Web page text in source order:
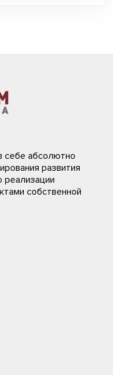
себе абсолютно
развития
реализации
собственной